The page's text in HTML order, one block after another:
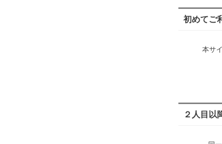
初めてご
本サ
２人目以